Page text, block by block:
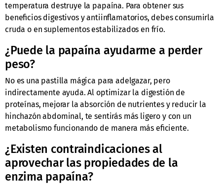
temperatura destruye la papaína. Para obtener sus
beneficios digestivos y antiinflamatorios, debes consumirla
cruda o en suplementos estabilizados en frío.
¿Puede la papaína ayudarme a perder
peso?
No es una pastilla mágica para adelgazar, pero
indirectamente ayuda. Al optimizar la digestión de
proteínas, mejorar la absorción de nutrientes y reducir la
hinchazón abdominal, te sentirás más ligero y con un
metabolismo funcionando de manera más eficiente.
¿Existen contraindicaciones al
aprovechar las propiedades de la
enzima papaína?